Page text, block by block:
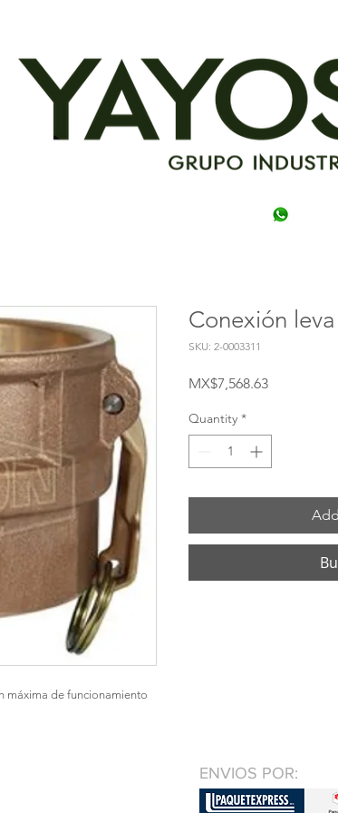
máxima de funcionamiento
Conexión
SKU: 2-0003311
MX$7,568.63Price
Quantity *
ENVIOS POR: